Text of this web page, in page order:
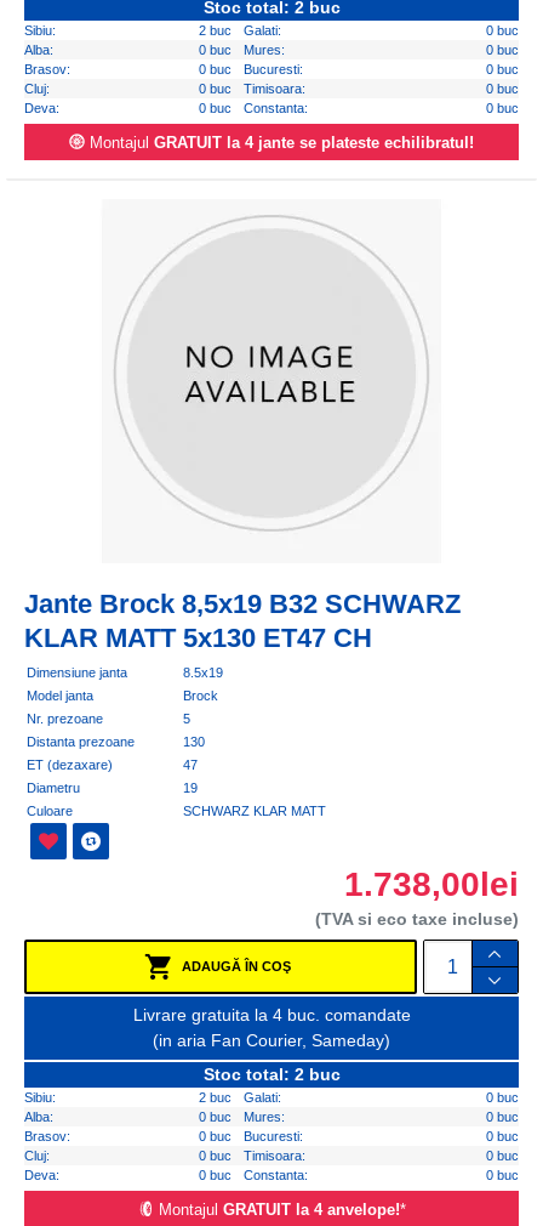
Stoc total: 2 buc
Sibiu: 2 buc Galati:
0 buc
Alba:
0 buc Mures:
0 buc
Brasov:
0 buc Bucuresti:
0 buc
Cluj:
0 buc Timisoara:
0 buc
Deva:
0 buc Constanta: 0 buc
Montajul GRATUIT la 4 jante se plateste echilibratul!
Jante Brock 8,5x19 B32 SCHWARZ
KLAR MATT 5x130 ET47 CH
Dimensiune janta
8.5x19
Model janta
Brock
Nr. prezoane
5
Distanta prezoane
130
ET (dezaxare)
47
Diametru
19
Culoare
SCHWARZ KLAR MATT
1.738,00lei
(TVA si eco taxe incluse)
ADAUGĂ ÎN COŞ
Livrare gratuita la 4 buc. comandate
(in aria Fan Courier, Sameday)
Stoc total: 2 buc
Sibiu: 2 buc Galati:
0 buc
Alba:
0 buc Mures:
0 buc
Brasov:
0 buc Bucuresti:
0 buc
Cluj:
0 buc Timisoara:
0 buc
Deva:
0 buc Constanta: 0 buc
Montajul GRATUIT la 4 anvelope!*